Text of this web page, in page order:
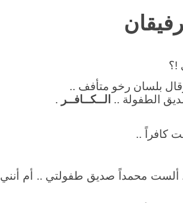
!؟
بلسان رخو متأفف ..
الطفولة .. الــكــافــر .
كافراً ..
ألست محمداً صديق طفولتي .. أم أنني